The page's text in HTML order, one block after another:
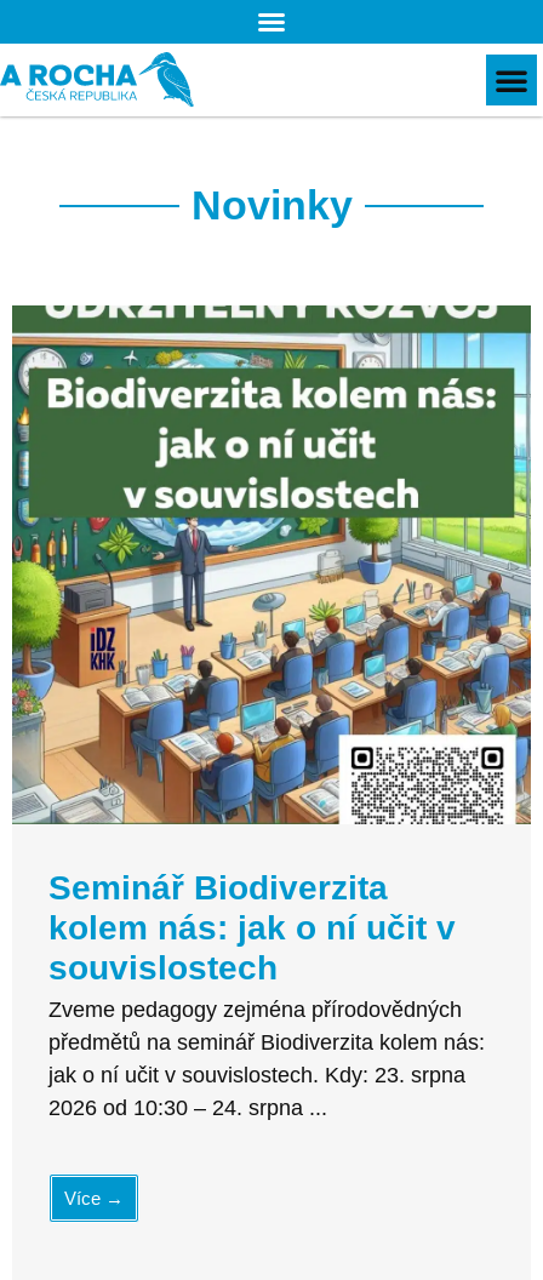
Novinky
Seminář Biodiverzita
kolem nás: jak o ní učit v
souvislostech
Zveme pedagogy zejména přírodovědných
předmětů na seminář Biodiverzita kolem nás:
jak o ní učit v souvislostech. Kdy: 23. srpna
2026 od 10:30 – 24. srpna ...
Více →